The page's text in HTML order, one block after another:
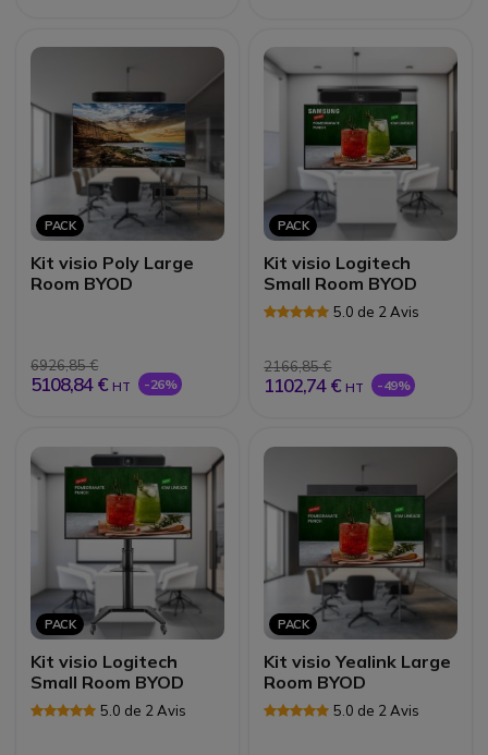
PACK
Kit visio Poly Large
Room BYOD
6926,85 €
5108,84 € HT -26%
PACK
Kit visio Logitech
Small Room BYOD
5.0 de 2 Avis
2166,85 €
1102,74 € HT -49%
PACK
Kit visio Logitech
Small Room BYOD
5.0 de 2 Avis
PACK
Kit visio Yealink Large
Room BYOD
5.0 de 2 Avis